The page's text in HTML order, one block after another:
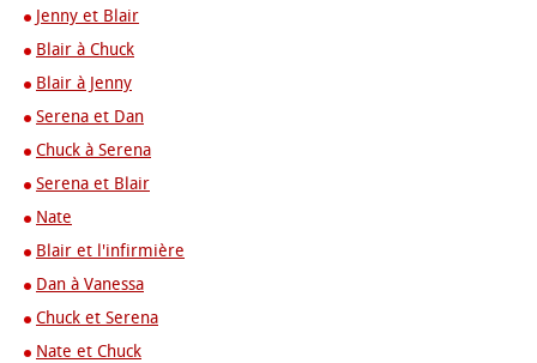
Jenny et Blair
Blair à Chuck
Blair à Jenny
Serena et Dan
Chuck à Serena
Serena et Blair
Nate
Blair et l'infirmière
Dan à Vanessa
Chuck et Serena
Nate et Chuck